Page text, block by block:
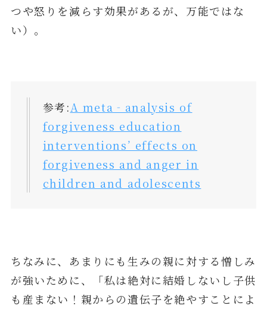
つや怒りを減らす効果があるが、万能ではな
い）。
参考:A meta‐analysis of
forgiveness education
interventions’ effects on
forgiveness and anger in
children and adolescents
ちなみに、あまりにも生みの親に対する憎しみ
が強いために、「私は絶対に結婚しないし子供
も産まない！親からの遺伝子を絶やすことによ